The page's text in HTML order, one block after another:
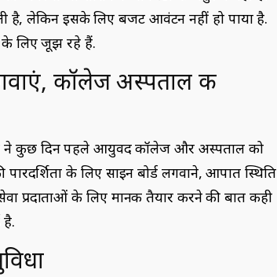
है, लेकिन इसके लिए बजट आवंटन नहीं हो पाया है.
लिए जूझ रहे हैं.
कॉलेज अस्पताल की
ने कुछ दिन पहले आयुर्वेद कॉलेज और अस्पताल को
के लिए साइन बोर्ड लगवाने, आपात स्थिति
प्रदाताओं के लिए मानक तैयार करने की बात कही